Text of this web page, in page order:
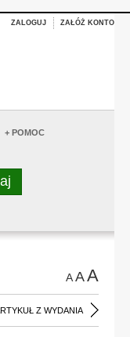
ZALOGUJ ZAŁÓŻ KONTO
+ POMOC
AAA
Z WYDANIA